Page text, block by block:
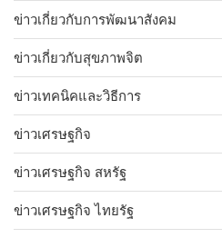
ข่าวเกี่ยวกับการพัฒนาสังคม
ข่าวเกี่ยวกับสุขภาพจิต
ข่าวเทคนิคและวิธีการ
ข่าวเศรษฐกิจ
ข่าวเศรษฐกิจ สหรัฐ
ข่าวเศรษฐกิจ ไทยรัฐ